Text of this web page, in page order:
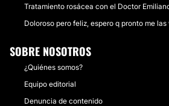
Tratamiento rosácea con el Doctor
Doloroso pero feliz, espero q pronto me
SOBRE NOSOTROS
¿Quiénes somos?
Equipo editorial
Denuncia de contenido